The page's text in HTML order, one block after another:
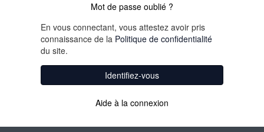
Mot de passe oublié ?
En vous connectant, vous attestez avoir pris
connaissance de la Politique de confidentialité
du site.
Identifiez-vous
Aide à la connexion